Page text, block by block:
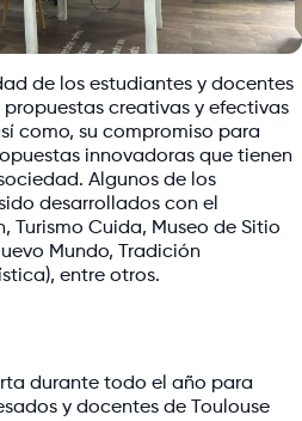
de los estudiantes y docentes
creativas y efectivas
como, su compromiso para
innovadoras que tienen
Algunos de los
desarrollados con el
Turismo Cuida, Museo de Sitio
Mundo, Tradición
entre otros.
durante todo el año para
y docentes de Toulouse